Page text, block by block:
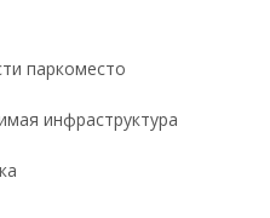
паркоместо
инфраструктура